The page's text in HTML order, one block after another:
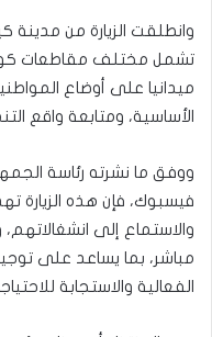
وانطلقت الزيارة من مدينة
تشمل مختلف مقاطعات
ميدانيا على أوضاع
الأساسية، ومتابعة واقع
ووفق ما نشرته رئاسة
فيسبوك، فإن هذه الزيارة
والاستماع إلى
مباشر، بما يساعد على
الفعالية والاستجابة